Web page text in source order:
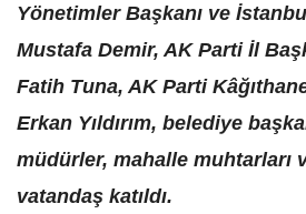
Yönetimler Başkanı ve
Mustafa Demir, AK Parti İl
Fatih Tuna, AK Parti
Erkan Yıldırım, belediye
müdürler, mahalle muhtarları
vatandaş katıldı.